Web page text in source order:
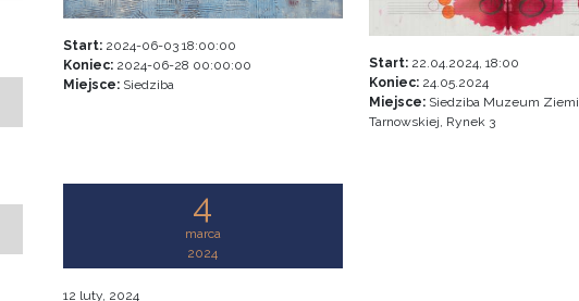
Start: 2024-06-03 18:00:00
Koniec: 2024-06-28 00:00:00
Miejsce: Siedziba
Start:22.04.2024, 18:00
Koniec:24.05.2024
Miejsce:Siedziba Muzeum Ziemi
Tarnowskiej, Rynek 3
4
marca
2024
12 luty, 2024